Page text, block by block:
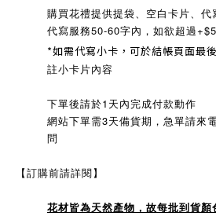
購買花禮提供提袋、空白卡片、代
代寫服務50-60字內，如欲超過
*如需代寫小卡，可於結帳頁面最
註小卡片內容
下單後請於1天內完成付款動作
網站下單需3天備貨期，急單請來
問
【訂購前請詳閱】
花材皆為天然產物，故每批到貨